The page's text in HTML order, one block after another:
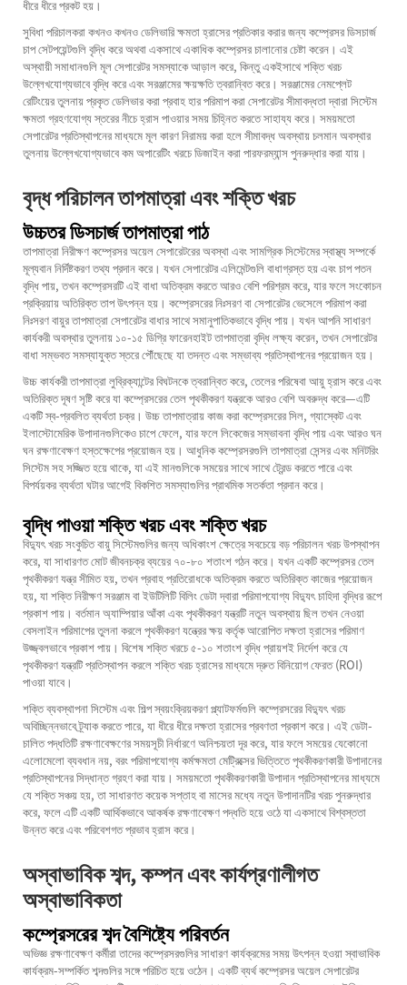
ধীরে ধীরে প্রকট হয়।
সুবিধা পরিচালকরা কখনও কখনও ডেলিভারি ক্ষমতা হ্রাসের প্রতিকার করার জন্য কম্প্রেসর ডিসচার্জ
চাপ সেটপয়েন্টগুলি বৃদ্ধি করে অথবা একসাথে একাধিক কম্প্রেসর চালানোর চেষ্টা করেন। এই
অস্থায়ী সমাধানগুলি মূল সেপারেটর সমস্যাকে আড়াল করে, কিন্তু একইসাথে শক্তি খরচ
উল্লেখযোগ্যভাবে বৃদ্ধি করে এবং সরঞ্জামের ক্ষয়ক্ষতি ত্বরান্বিত করে। সরঞ্জামের নেমপ্লেট
রেটিংয়ের তুলনায় প্রকৃত ডেলিভার করা প্রবাহ হার পরিমাপ করা সেপারেটর সীমাবদ্ধতা দ্বারা সিস্টেম
ক্ষমতা গ্রহণযোগ্য স্তরের নীচে হ্রাস পাওয়ার সময় চিহ্নিত করতে সাহায্য করে। সময়মতো
সেপারেটর প্রতিস্থাপনের মাধ্যমে মূল কারণ নিরাময় করা হলে সীমাবদ্ধ অবস্থায় চলমান অবস্থার
তুলনায় উল্লেখযোগ্যভাবে কম অপারেটিং খরচে ডিজাইন করা পারফরম্যান্স পুনরুদ্ধার করা যায়।
বৃদ্ধ পরিচালন তাপমাত্রা এবং শক্তি খরচ
উচ্চতর ডিসচার্জ তাপমাত্রা পাঠ
তাপমাত্রা নিরীক্ষণ কম্প্রেসর অয়েল সেপারেটরের অবস্থা এবং সামগ্রিক সিস্টেমের স্বাস্থ্য সম্পর্কে
মূল্যবান নির্দিষ্টকরণ তথ্য প্রদান করে। যখন সেপারেটর এলিমেন্টগুলি বাধাগ্রস্ত হয় এবং চাপ পতন
বৃদ্ধি পায়, তখন কম্প্রেসরটি এই বাধা অতিক্রম করতে আরও বেশি পরিশ্রম করে, যার ফলে সংকোচন
প্রক্রিয়ায় অতিরিক্ত তাপ উৎপন্ন হয়। কম্প্রেসরের নিঃসরণ বা সেপারেটর ভেসেলে পরিমাপ করা
নিঃসরণ বায়ুর তাপমাত্রা সেপারেটর বাধার সাথে সমানুপাতিকভাবে বৃদ্ধি পায়। যখন আপনি সাধারণ
কার্যকরী অবস্থার তুলনায় ১০-১৫ ডিগ্রি ফারেনহাইট তাপমাত্রা বৃদ্ধি লক্ষ্য করেন, তখন সেপারেটর
বাধা সম্ভবত সমস্যাযুক্ত স্তরে পৌঁছেছে যা তদন্ত এবং সম্ভাব্য প্রতিস্থাপনের প্রয়োজন হয়।
উচ্চ কার্যকরী তাপমাত্রা লুব্রিক্যান্টের বিঘটনকে ত্বরান্বিত করে, তেলের পরিষেবা আয়ু হ্রাস করে এবং
অতিরিক্ত দূষণ সৃষ্টি করে যা কম্প্রেসরের তেল পৃথকীকরণ যন্ত্রকে আরও বেশি অবরুদ্ধ করে—এটি
একটি স্ব-প্রবলিত ব্যর্থতা চক্র। উচ্চ তাপমাত্রায় কাজ করা কম্প্রেসরের সিল, গ্যাস্কেট এবং
ইলাস্টোমেরিক উপাদানগুলিকেও চাপে ফেলে, যার ফলে লিকেজের সম্ভাবনা বৃদ্ধি পায় এবং আরও ঘন
ঘন রক্ষণাবেক্ষণ হস্তক্ষেপের প্রয়োজন হয়। আধুনিক কম্প্রেসরগুলি তাপমাত্রা সেন্সর এবং মনিটরিং
সিস্টেম সহ সজ্জিত হয়ে থাকে, যা এই মানগুলিকে সময়ের সাথে সাথে ট্রেন্ড করতে পারে এবং
বিপর্যয়কর ব্যর্থতা ঘটার আগেই বিকশিত সমস্যাগুলির প্রাথমিক সতর্কতা প্রদান করে।
বৃদ্ধি পাওয়া শক্তি খরচ এবং শক্তি খরচ
বিদ্যুৎ খরচ সংকুচিত বায়ু সিস্টেমগুলির জন্য অধিকাংশ ক্ষেত্রে সবচেয়ে বড় পরিচালন খরচ উপস্থাপন
করে, যা সাধারণত মোট জীবনচক্র ব্যয়ের ৭০-৮০ শতাংশ গঠন করে। যখন একটি কম্প্রেসর তেল
পৃথকীকরণ যন্ত্র সীমিত হয়, তখন প্রবাহ প্রতিরোধকে অতিক্রম করতে অতিরিক্ত কাজের প্রয়োজন
হয়, যা শক্তি নিরীক্ষণ সরঞ্জাম বা ইউটিলিটি বিলিং ডেটা দ্বারা পরিমাপযোগ্য বিদ্যুৎ চাহিদা বৃদ্ধির রূপে
প্রকাশ পায়। বর্তমান অ্যাম্পিয়ার আঁকা এবং পৃথকীকরণ যন্ত্রটি নতুন অবস্থায় ছিল তখন নেওয়া
বেসলাইন পরিমাপের তুলনা করলে পৃথকীকরণ যন্ত্রের ক্ষয় কর্তৃক আরোপিত দক্ষতা হ্রাসের পরিমাণ
উজ্জ্বলভাবে প্রকাশ পায়। বিশেষ শক্তি খরচে ৫-১০ শতাংশ বৃদ্ধি প্রায়শই নির্দেশ করে যে
পৃথকীকরণ যন্ত্রটি প্রতিস্থাপন করলে শক্তি খরচ হ্রাসের মাধ্যমে দ্রুত বিনিয়োগ ফেরত (ROI)
পাওয়া যাবে।
শক্তি ব্যবস্থাপনা সিস্টেম এবং শিল্প স্বয়ংক্রিয়করণ প্ল্যাটফর্মগুলি কম্প্রেসরের বিদ্যুৎ খরচ
অবিচ্ছিন্নভাবে ট্র্যাক করতে পারে, যা ধীরে ধীরে দক্ষতা হ্রাসের প্রবণতা প্রকাশ করে। এই ডেটা-
চালিত পদ্ধতিটি রক্ষণাবেক্ষণের সময়সূচী নির্ধারণে অনিশ্চয়তা দূর করে, যার ফলে সময়ের যেকোনো
এলোমেলো ব্যবধান নয়, বরং পরিমাপযোগ্য কর্মক্ষমতা মেট্রিক্সের ভিত্তিতে পৃথকীকরণকারী উপাদানের
প্রতিস্থাপনের সিদ্ধান্ত গ্রহণ করা যায়। সময়মতো পৃথকীকরণকারী উপাদান প্রতিস্থাপনের মাধ্যমে
যে শক্তি সঞ্চয় হয়, তা সাধারণত কয়েক সপ্তাহ বা মাসের মধ্যে নতুন উপাদানটির খরচ পুনরুদ্ধার
করে, ফলে এটি একটি আর্থিকভাবে আকর্ষক রক্ষণাবেক্ষণ পদ্ধতি হয়ে ওঠে যা একসাথে বিশ্বস্ততা
উন্নত করে এবং পরিবেশগত প্রভাব হ্রাস করে।
অস্বাভাবিক শব্দ, কম্পন এবং কার্যপ্রণালীগত
অস্বাভাবিকতা
কম্প্রেসরের শব্দ বৈশিষ্ট্যে পরিবর্তন
অভিজ্ঞ রক্ষণাবেক্ষণ কর্মীরা তাদের কম্প্রেসরগুলির সাধারণ কার্যক্রমের সময় উৎপন্ন হওয়া স্বাভাবিক
কার্যক্রম-সম্পর্কিত শব্দগুলির সঙ্গে পরিচিত হয়ে ওঠেন। একটি ব্যর্থ কম্প্রেসর অয়েল সেপারেটর